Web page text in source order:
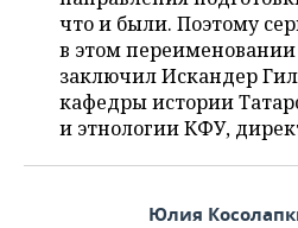
что и были. Поэтому
в этом
заключил Искандер
кафедры истории
и этнологии КФУ,
Юлия